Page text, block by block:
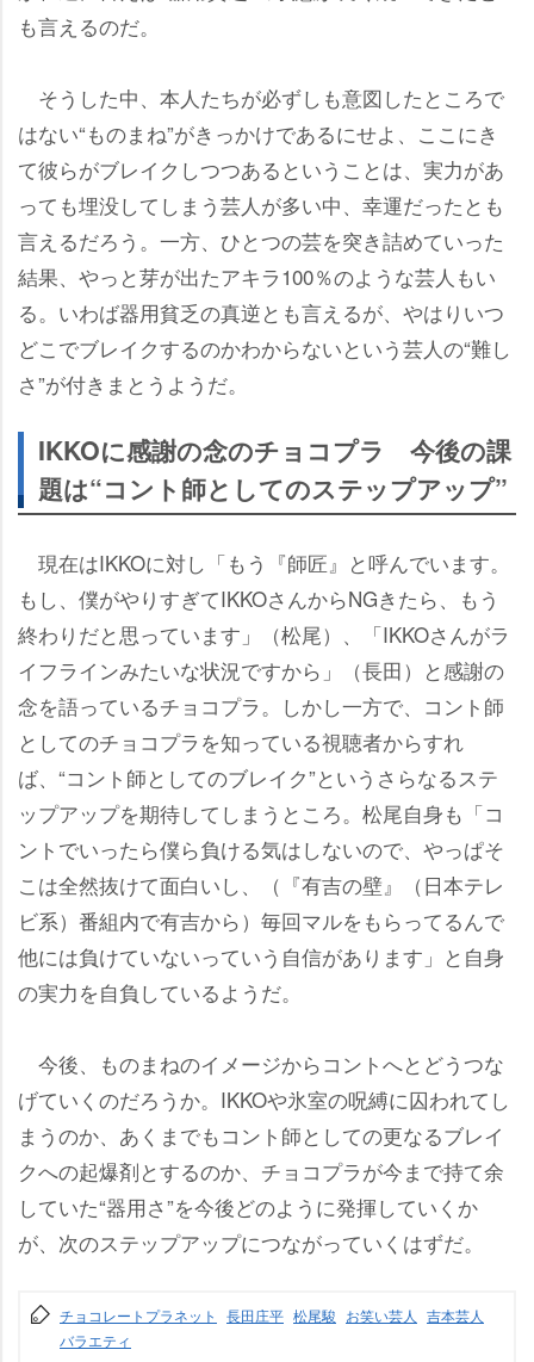
も言えるのだ。
そうした中、本人たちが必ずしも意図したところで
はない“ものまね”がきっかけであるにせよ、ここにき
て彼らがブレイクしつつあるということは、実力があ
っても埋没してしまう芸人が多い中、幸運だったとも
言えるだろう。一方、ひとつの芸を突き詰めていった
結果、やっと芽が出たアキラ100％のような芸人もい
る。いわば器用貧乏の真逆とも言えるが、やはりいつ
どこでブレイクするのかわからないという芸人の“難し
さ”が付きまとうようだ。
IKKOに感謝の念のチョコプラ 今後の課
題は“コント師としてのステップアップ”
現在はIKKOに対し「もう『師匠』と呼んでいます。
もし、僕がやりすぎてIKKOさんからNGきたら、もう
終わりだと思っています」（松尾）、「IKKOさんがラ
イフラインみたいな状況ですから」（長田）と感謝の
念を語っているチョコプラ。しかし一方で、コント師
としてのチョコプラを知っている視聴者からすれ
ば、“コント師としてのブレイク”というさらなるステ
ップアップを期待してしまうところ。松尾自身も「コ
ントでいったら僕ら負ける気はしないので、やっぱそ
こは全然抜けて面白いし、（『有吉の壁』（日本テレ
ビ系）番組内で有吉から）毎回マルをもらってるんで
他には負けていないっていう自信があります」と自身
の実力を自負しているようだ。
今後、ものまねのイメージからコントへとどうつな
げていくのだろうか。IKKOや氷室の呪縛に囚われてし
まうのか、あくまでもコント師としての更なるブレイ
クへの起爆剤とするのか、チョコプラが今まで持て余
していた“器用さ”を今後どのように発揮していくか
が、次のステップアップにつながっていくはずだ。
チョコレートプラネット 長田庄平 松尾駿 お笑い芸人
吉本芸人
バラエティ